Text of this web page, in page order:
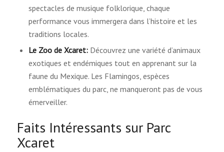
spectacles de musique folklorique, chaque
performance vous immergera dans l’histoire et les
traditions locales.
Le Zoo de Xcaret:Découvrez une variété d’animaux
exotiques et endémiques tout en apprenant sur la
faune du Mexique. Les Flamingos, espèces
emblématiques du parc, ne manqueront pas de vous
émerveiller.
Faits Intéressants sur Parc
Xcaret